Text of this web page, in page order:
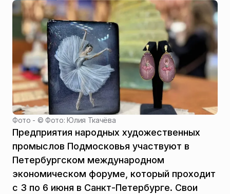
Фото - ©Фото: Юлия Ткачёва
Предприятия народных художественных
промыслов Подмосковья участвуют в
Петербургском международном
экономическом форуме, который проходит
с 3 по 6 июня в Санкт-Петербурге. Свои